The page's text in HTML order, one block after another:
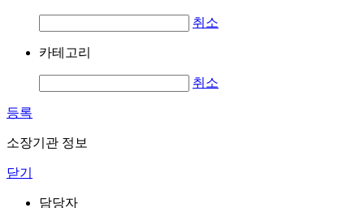
취소
카테고리
취소
등록
소장기관 정보
닫기
담당자